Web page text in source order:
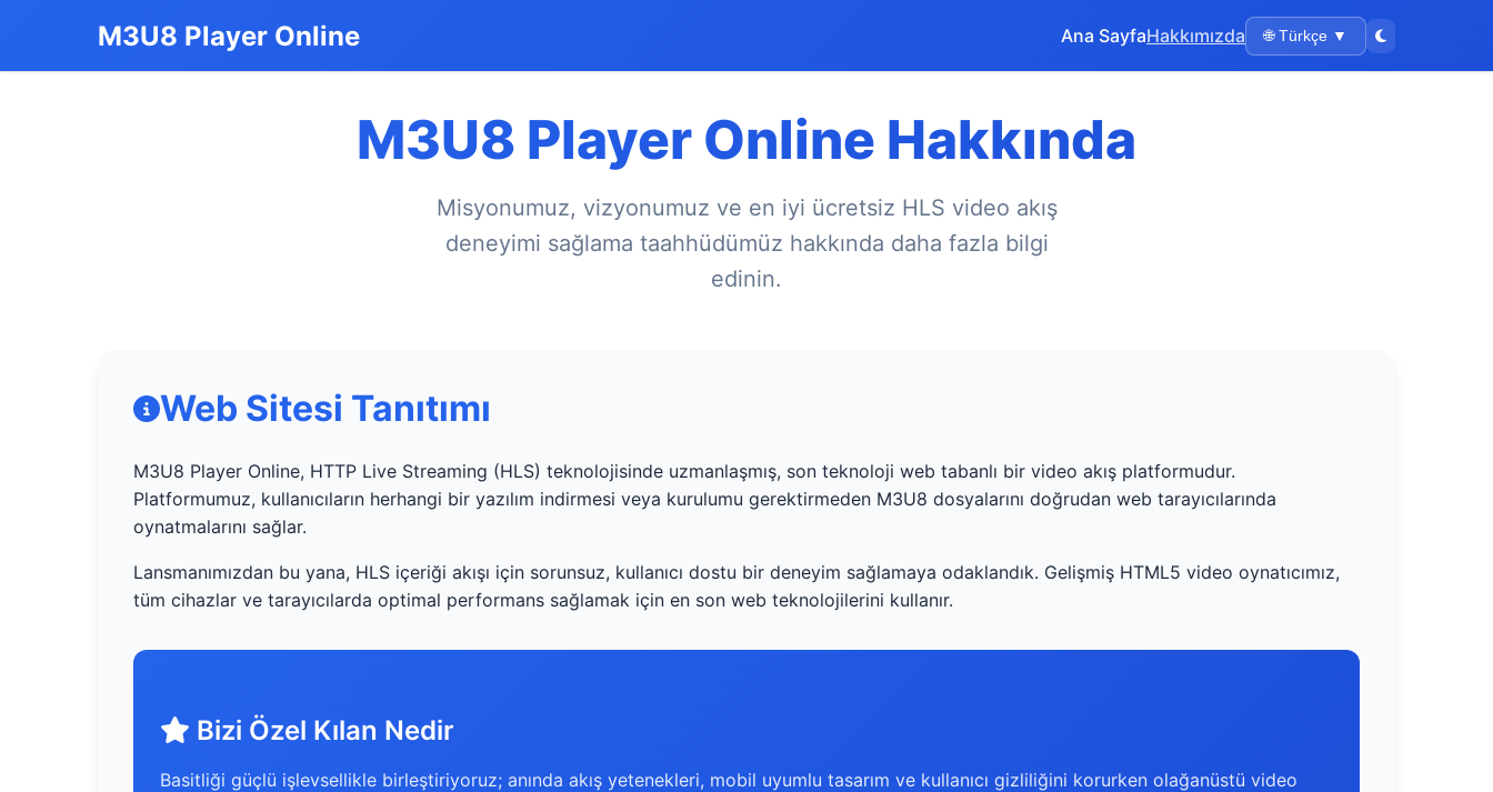
M3U8 Player Online Ana SayfaHakkımızda 🌐 Türkçe ▼
M3U8 Player Online Hakkında
Misyonumuz, vizyonumuz ve en iyi ücretsiz HLS video akış
deneyimi sağlama taahhüdümüz hakkında daha fazla bilgi
edinin.
Web Sitesi Tanıtımı
M3U8 Player Online, HTTP Live Streaming (HLS) teknolojisinde uzmanlaşmış, son teknoloji web tabanlı bir video akış platformudur.
Platformumuz, kullanıcıların herhangi bir yazılım indirmesi veya kurulumu gerektirmeden M3U8 dosyalarını doğrudan web tarayıcılarında
oynatmalarını sağlar.
Lansmanımızdan bu yana, HLS içeriği akışı için sorunsuz, kullanıcı dostu bir deneyim sağlamaya odaklandık. Gelişmiş HTML5 video oynatıcımız,
tüm cihazlar ve tarayıcılarda optimal performans sağlamak için en son web teknolojilerini kullanır.
Bizi Özel Kılan Nedir
Basitliği güçlü işlevsellikle birleştiriyoruz; anında akış yetenekleri, mobil uyumlu tasarım ve kullanıcı gizliliğini korurken olağanüstü video